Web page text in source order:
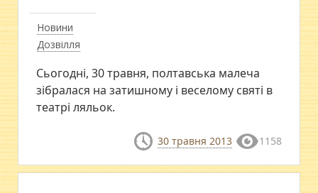
Новини
Дозвілля
Сьогодні, 30 травня, полтавська малеча
зібралася на затишному і веселому святі в
театрі ляльок.
30 травня 2013 1158